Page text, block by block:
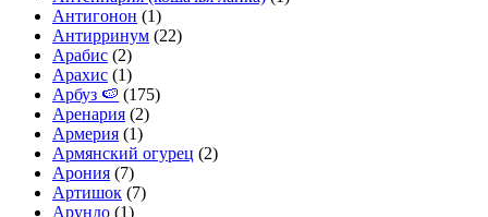
Антигонон (1)
Антирринум (22)
Арабис (2)
Арахис (1)
Арбуз 🍉 (175)
Аренария (2)
Армерия (1)
Армянский огурец (2)
Арония (7)
Артишок (7)
Арундо (1)